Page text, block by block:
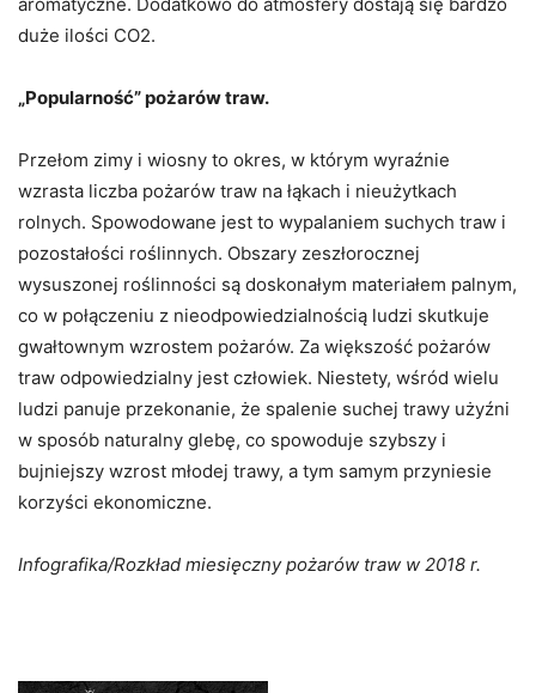
duże ilości CO2.
„Popularność” pożarów traw.
Przełom zimy i wiosny to okres, w którym wyraźnie
wzrasta liczba pożarów traw na łąkach i nieużytkach
rolnych. Spowodowane jest to wypalaniem suchych traw i
pozostałości roślinnych. Obszary zeszłorocznej
wysuszonej roślinności są doskonałym materiałem palnym,
co w połączeniu z nieodpowiedzialnością ludzi skutkuje
gwałtownym wzrostem pożarów. Za większość pożarów
traw odpowiedzialny jest człowiek. Niestety, wśród wielu
ludzi panuje przekonanie, że spalenie suchej trawy użyźni
w sposób naturalny glebę, co spowoduje szybszy i
bujniejszy wzrost młodej trawy, a tym samym przyniesie
korzyści ekonomiczne.
Infografika/Rozkład miesięczny pożarów traw w 2018 r.